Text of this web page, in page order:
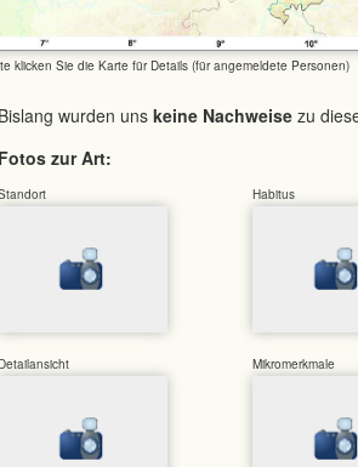
klicken Sie die Karte für Details (für angemeldete Personen)
wurden uns keine Nachweise zu
zur Art:
Habitus
Mikromerkmale